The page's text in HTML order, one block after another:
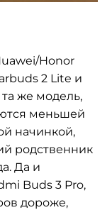
Honor
2 Lite и
же модель,
меньшей
начинкой,
родственник
Да и
Buds 3 Pro,
дороже,